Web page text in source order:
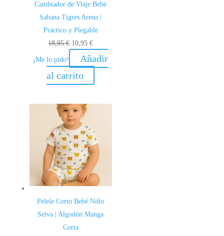
Cambiador de Viaje Bebé
Sabana Tigres Arena |
Práctico y Plegable
18,95€ El
precio
original
10,95€El
precio
actual
¡Me lo pido!
Añadir
al carrito
Pelele Corto Bebé Niño
Selva | Algodón Manga
Corta